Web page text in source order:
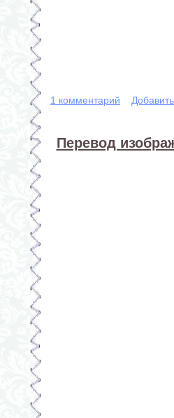
1 комментарий
Перевод